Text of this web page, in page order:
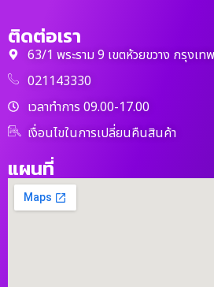
ติดต่อเรา
63/1 พระราม 9 เขตห้วยขวาง กรุงเท
021143330
เวลาทำการ 09.00-17.00
เงื่อนไขในการเปลี่ยนคืนสินค้า
แผนที่